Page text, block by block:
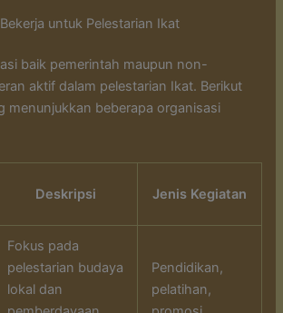
untuk Pelestarian Ikat
baik pemerintah maupun non-
aktif dalam pelestarian Ikat. Berikut
menunjukkan beberapa organisasi
Deskripsi Jenis Kegiatan
Fokus pada
pelestarian budaya
lokal dan
Pendidikan,
pelatihan,